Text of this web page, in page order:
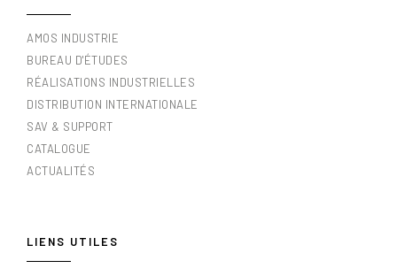
AMOS INDUSTRIE
BUREAU D'ÉTUDES
RÉALISATIONS INDUSTRIELLES
DISTRIBUTION INTERNATIONALE
SAV & SUPPORT
CATALOGUE
ACTUALITÉS
LIENS UTILES